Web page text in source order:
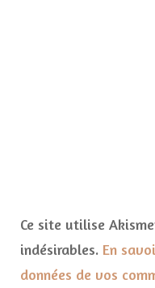
Ce site utilise
indésirables. En
données de vos